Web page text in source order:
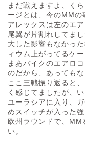
まだ戦えますよ、く
ージとは、今のMMの
アレックスは左のエ
尾翼が片割れしてま
大した影響もなかっ
ィウム上がってるケ
まあバイクのエアロ
のだから、あっても
ここ三戦振り返ると
く感じてましたが、い
ユーラシアに入り、
めスイッチが入った
欧州ラウンドで、
い。